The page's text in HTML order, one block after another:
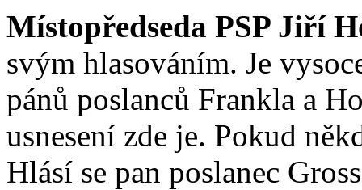
Místopředseda PSP Jiří
svým hlasováním. Je
pánů poslanců Frankla a
usnesení zde je. Pokud
Hlásí se pan poslanec